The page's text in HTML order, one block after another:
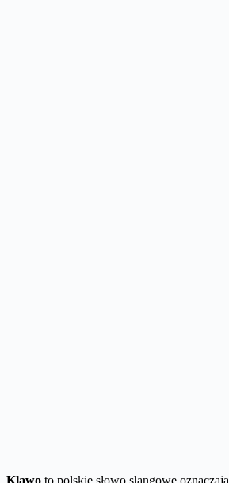
Klawo to polskie słowo slangowe